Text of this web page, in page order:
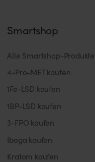
Smartshop
Alle Smartshop-Produkte
4-Pro-MET kaufen
1Fe-LSD kaufen
1BP-LSD kaufen
3-FPO kaufen
Iboga kaufen
Kratom kaufen